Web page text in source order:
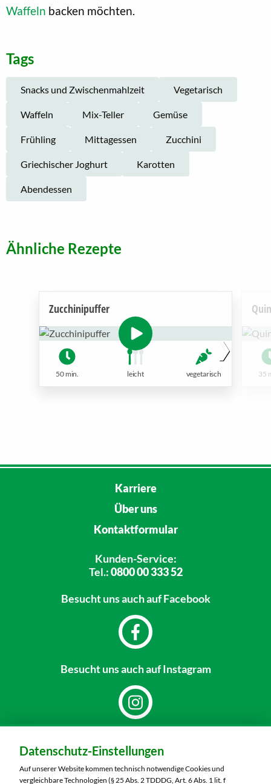
Waffeln backen möchten.
Tags
Snacks und Zwischenmahlzeit Vegetarisch
Waffeln Mix-Teller Gemüse
Frühling Mittagessen Zucchini
Griechischer Joghurt Karotten
Abendessen
Ähnliche Rezepte
Zucchinipuffer
50 min. leicht vegetarisch 35
Karriere
Über uns
Kontaktformular
Kunden-Service:
Tel.:0800 00 333 52
Besucht unsauch auf Facebook
Besucht unsauch auf Instagram
MARKTKAUF Schweinfurt
Carl-Benz-Straße 7
97424 Schweinfurt
Datenschutz-Einstellungen
Auf unserer Website kommen technisch notwendige Cookies und
vergleichbare Technologien (§ 25 Abs. 2 TDDDG, Art. 6 Abs. 1 lit. f